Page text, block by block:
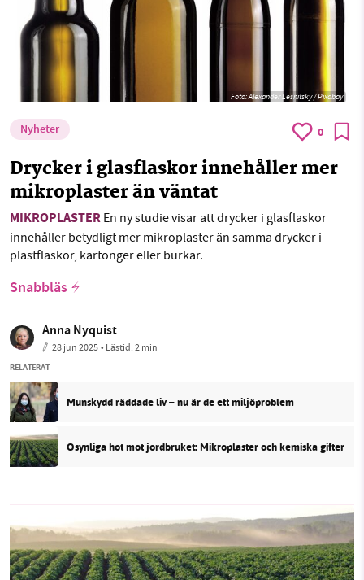
Foto:Alexander Lesnitsky / Pixabay
Nyheter 0
Drycker i glasflaskor innehåller mer
mikroplaster än väntat
MIKROPLASTER En ny studie visar att drycker i glasflaskor
innehåller betydligt mer mikroplaster än samma drycker i
plastflaskor, kartonger eller burkar.
Snabbläs
Anna Nyquist
28 jun 2025• Lästid:2 min
RELATERAT
Munskydd räddade liv – nu är de ett miljöproblem
Osynliga hot mot jordbruket: Mikroplaster och kemiska gifter